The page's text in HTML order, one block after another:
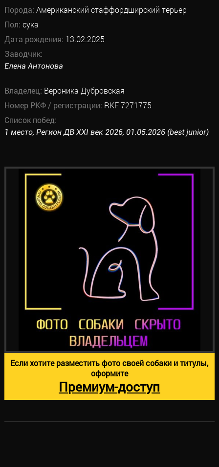
Порода: Американский стаффордширский терьер
Пол: сука
Дата рождения: 13.02.2025
Заводчик:
Елена Антонова
Владелец: Вероника Дубровская
Номер РКФ / регистрации: RKF 7271775
Список побед:
1 место, Регион ДВ XXI век 2026, 01.05.2026 (best junior)
Если хотите разместить фото своей собаки и титулы,
оформите
Премиум-доступ